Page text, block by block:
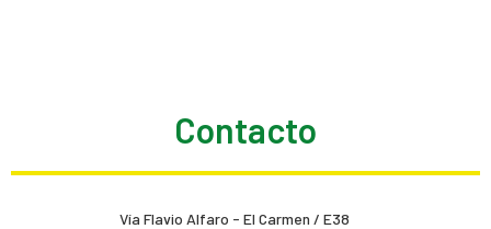
Contacto
Vía Flavio Alfaro - El Carmen / E38